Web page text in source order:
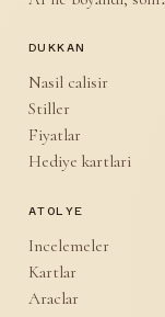
DUKKAN
Nasil calisir
Stiller
Fiyatlar
Hediye kartlari
ATOLYE
Incelemeler
Kartlar
Araclar